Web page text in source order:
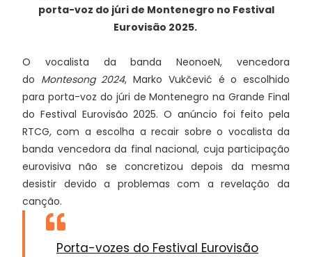
porta-voz do júri de Montenegro no Festival
Eurovisão 2025.
O vocalista da banda NeonoeN, vencedora
do Montesong 2024, Marko Vukčević é o escolhido
para porta-voz do júri de Montenegro na Grande Final
do Festival Eurovisão 2025. O anúncio foi feito pela
RTCG, com a escolha a recair sobre o vocalista da
banda vencedora da final nacional, cuja participação
eurovisiva não se concretizou depois da mesma
desistir devido a problemas com a revelação da
canção.
Porta-vozes do Festival Eurovisão